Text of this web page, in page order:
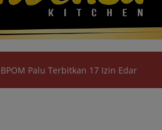
Palu Terbitkan 17 Izin Edar